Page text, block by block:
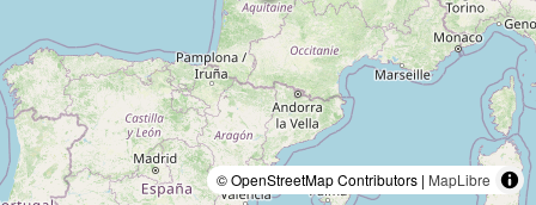
© OpenStreetMap Contributors | MapLibre